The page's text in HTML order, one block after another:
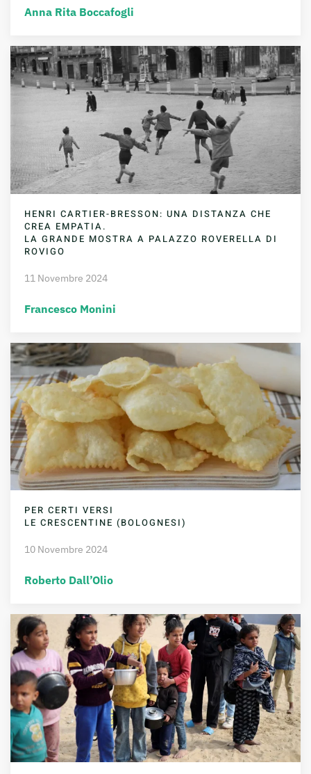
Anna Rita Boccafogli
HENRI CARTIER-BRESSON: UNA DISTANZA CHE
CREA EMPATIA.
LA GRANDE MOSTRA A PALAZZO ROVERELLA DI
ROVIGO
11 Novembre 2024
Francesco Monini
PER CERTI VERSI
LE CRESCENTINE (BOLOGNESI)
10 Novembre 2024
Roberto Dall’Olio